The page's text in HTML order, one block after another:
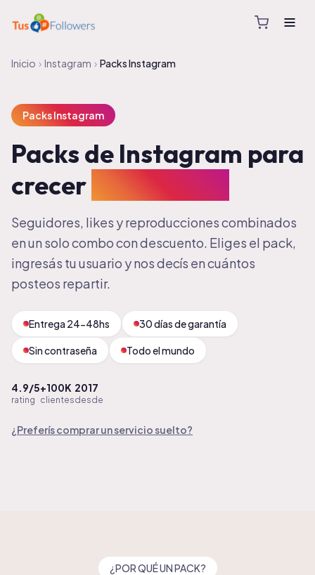
Inicio › Instagram › Packs Instagram
Packs Instagram
Packs de Instagram para
crecer
todo en uno
Seguidores, likes y reproducciones combinados
en un solo combo con descuento. Eliges el pack,
ingresás tu usuario y nos decís en cuántos
posteos repartir.
Entrega 24-48hs 30 días de garantía
Sin contraseña Todo el mundo
4.9/5
rating
+100K
clientes
2017
desde
¿Preferís comprar un servicio suelto?
¿POR QUÉ UN PACK?